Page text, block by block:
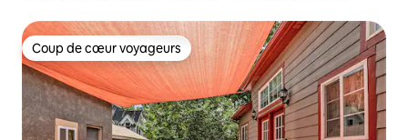
Coup de cœur voyageurs
Coup de cœur voyageurs